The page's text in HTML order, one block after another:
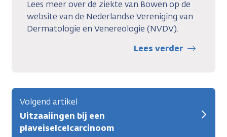
Lees meer over de ziekte van Bowen op de
website van de Nederlandse Vereniging van
Dermatologie en Venereologie (NVDV).
Lees verder
Volgend artikel
Uitzaaiingen bij een
plaveiselcelcarcinoom